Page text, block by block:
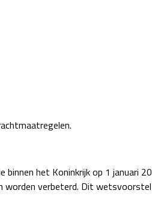
het Koninkrijk op 1 januari
worden verbeterd. Dit